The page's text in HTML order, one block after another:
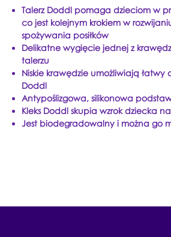
Talerz Doddl pomaga dzieciom w
co jest kolejnym krokiem w
spożywania posiłków
Delikatne wygięcie jednej z
talerzu
Niskie krawędzie umożliwiają
Doddl
Antypoślizgowa, silikonowa
Kleks Doddl skupia wzrok dziecka
Jest biodegradowalny i można go